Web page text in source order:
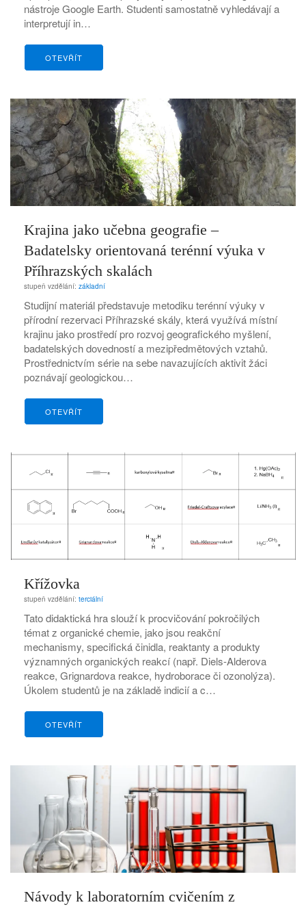
nástroje Google Earth. Studenti samostatně vyhledávají a
interpretují in…
OTEVŘÍT
Krajina jako učebna geografie –
Badatelsky orientovaná terénní výuka v
Příhrazských skalách
stupeň vzdělání: základní
Studijní materiál představuje metodiku terénní výuky v
přírodní rezervaci Příhrazské skály, která využívá místní
krajinu jako prostředí pro rozvoj geografického myšlení,
badatelských dovedností a mezipředmětových vztahů.
Prostřednictvím série na sebe navazujících aktivit žáci
poznávají geologickou…
OTEVŘÍT
Křížovka
stupeň vzdělání: terciální
Tato didaktická hra slouží k procvičování pokročilých
témat z organické chemie, jako jsou reakční
mechanismy, specifická činidla, reaktanty a produkty
významných organických reakcí (např. Diels-Alderova
reakce, Grignardova reakce, hydroborace či ozonolýza).
Úkolem studentů je na základě indicií a c…
OTEVŘÍT
Návody k laboratorním cvičením z